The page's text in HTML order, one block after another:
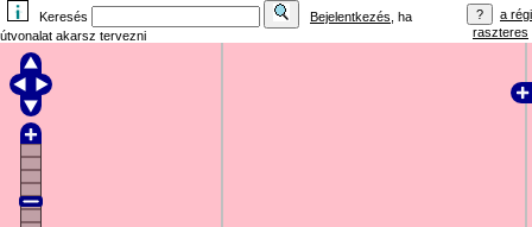
Keresés Bejelentkezés , ha
útvonalat akarsz tervezni
a régi
raszteres